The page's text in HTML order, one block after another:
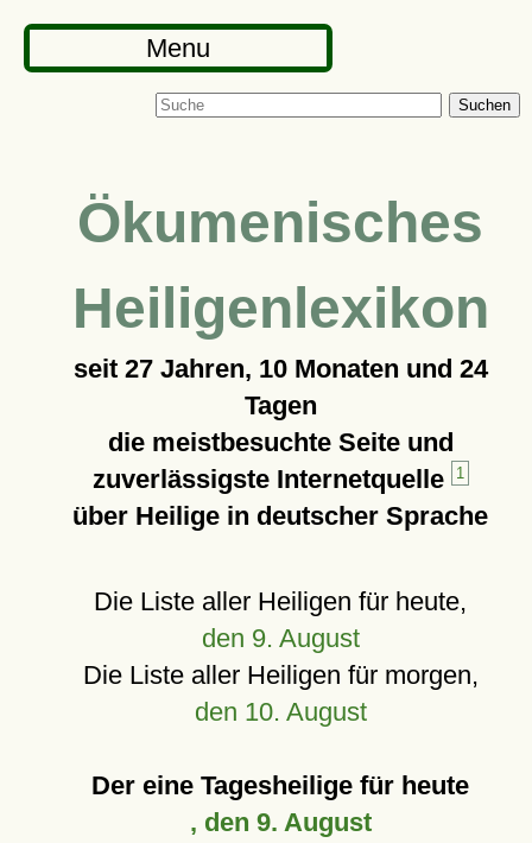
Menu
Suchen
Ökumenisches
Heiligenlexikon
seit 27 Jahren, 10 Monaten und 24
Tagen
die meistbesuchte Seite und
zuverlässigste Internetquelle
1
über Heilige in deutscher Sprache
Die Liste aller Heiligen für heute,
den 9. August
Die Liste aller Heiligen für morgen,
den 10. August
Der eine Tagesheilige für heute
, den 9. August